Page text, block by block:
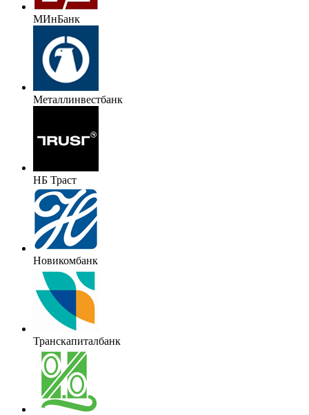
МИнБанк
Металлинвестбанк
НБ Траст
Новикомбанк
Транскапиталбанк